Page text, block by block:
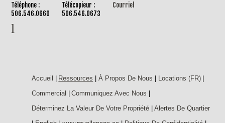
Téléphone :
506.546.0660
Télécopieur :
506.546.0673
Courriel
Accueil Ressources À Propos De Nous Locations (FR)
Commercial
Communiquez Avec Nous
Déterminez La Valeur De Votre Propriété
Alertes De Quartier